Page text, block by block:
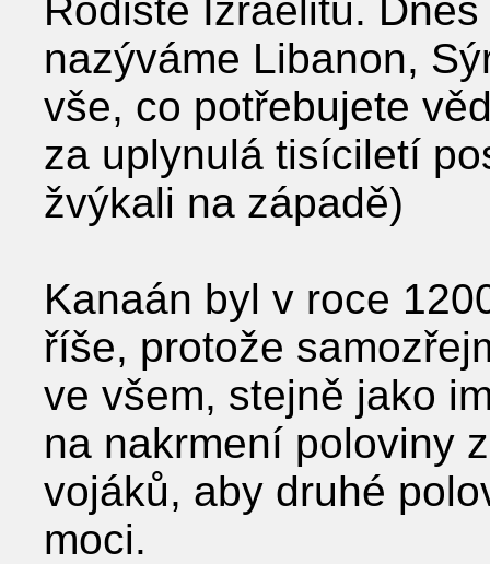
Rodiště Izraelitů.
nazýváme Libanon,
vše, co potřebujete
za uplynulá tisíciletí
žvýkali na západě)
Kanaán byl v roce
říše, protože
ve všem, stejně jako
na nakrmení poloviny
vojáků, aby druhé
moci.